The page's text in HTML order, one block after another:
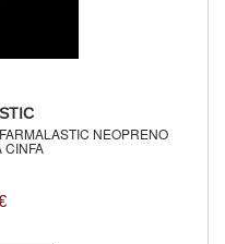
NEOPRENO
CINFA